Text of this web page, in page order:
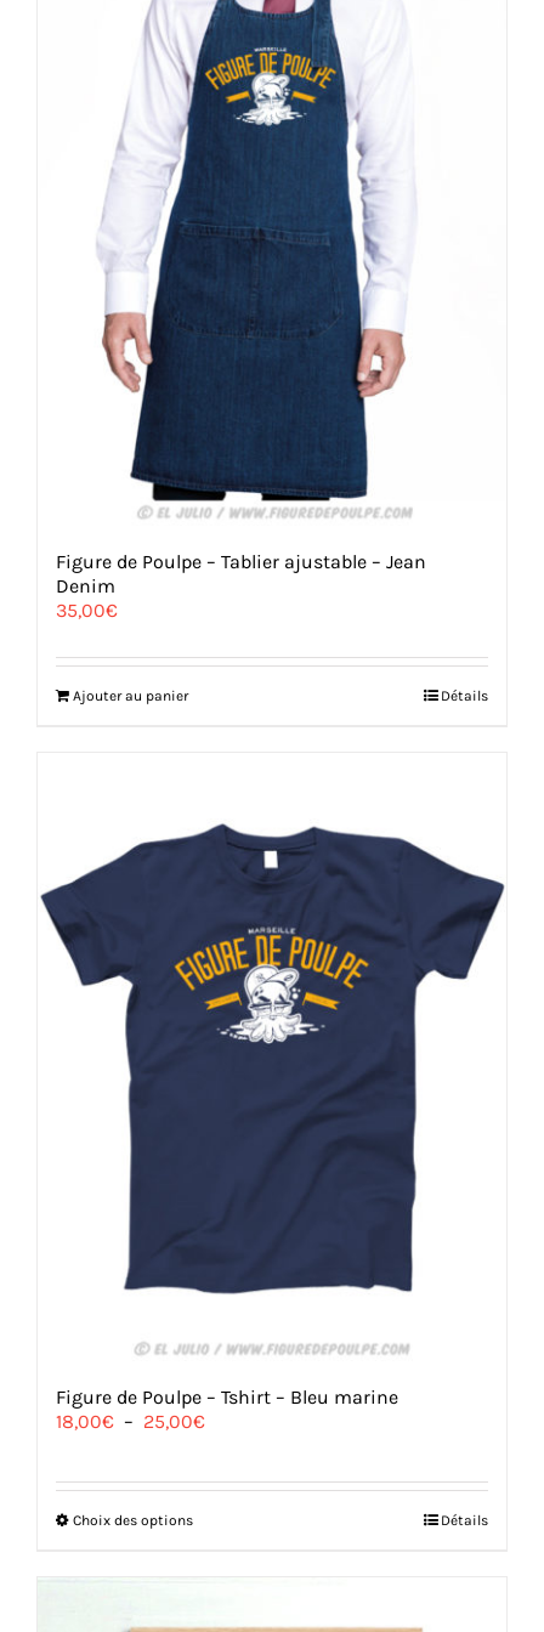
Figure de Poulpe – Tablier ajustable – Jean
Denim
35,00€
Ajouter au panier Détails
Figure de Poulpe – Tshirt – Bleu marine
18,00€ – 25,00€Plage
18,00€
Choix des optionsCe
Détails